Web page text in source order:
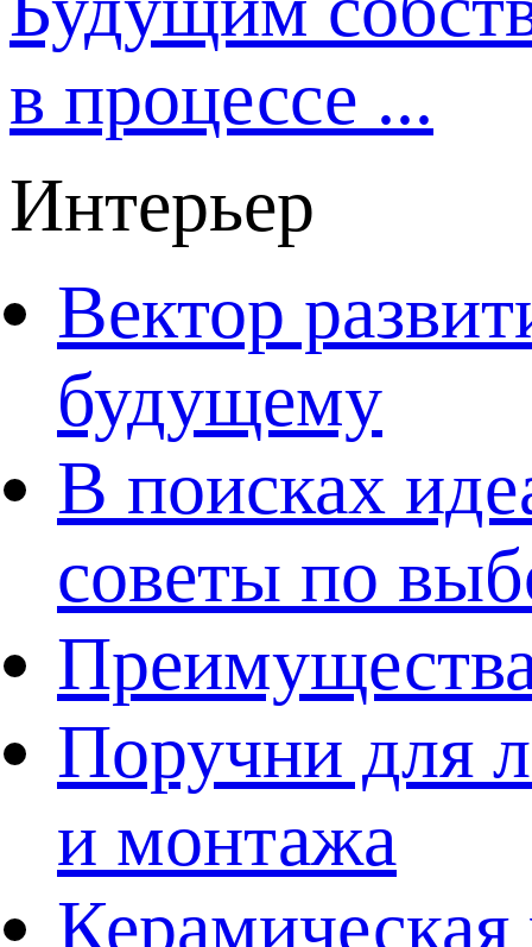
в процессе ...
Интерьер
Вектор
будущему
В поисках
советы по
Поручни для
и монтажа